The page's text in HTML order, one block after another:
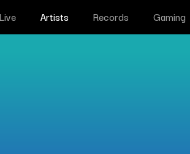
Live Artists Records Gaming